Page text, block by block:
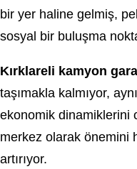
bir yer haline gelmiş,
sosyal bir buluşma
Kırklareli kamyon
taşımakla kalmıyor,
ekonomik dinamiklerini
merkez olarak önemini
artırıyor.